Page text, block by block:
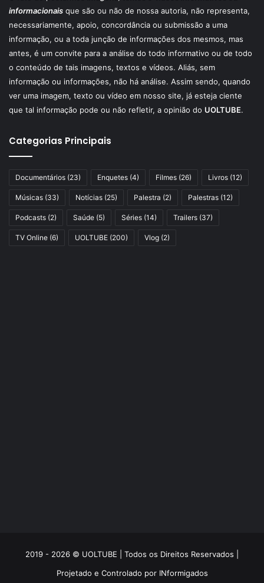
informacionais que são ou não de nossa autoria, não representa,
necessariamente, apoio, concordância ou submissão a uma
informação, ou a toda junção de informações dos mesmos, mas
antes, é um convite para a análise do todo informativo ou de todo
o conteúdo de tais imagens, textos e vídeos. Aliás, sem
informação ou informações, não há análise. Assim sendo, quando
ver uma imagem, texto ou vídeo em nosso site, já esteja ciente
que tal informação pode ou não refletir, a opinião do UOLTUBE.
Categorias Principais
Documentários (23) Enquetes (4) Filmes (26) Livros (12)
Músicas (33) Notícias (25) Palestra (2) Palestras (12)
Podcasts (2) Saúde (5) Séries (14) Trailers (37)
TV Online (6) UOLTUBE (200) Vlog (2)
2019 - 2026 © UOLTUBE | Todos os Direitos Reservados |
Projetado e Controlado por INformigados